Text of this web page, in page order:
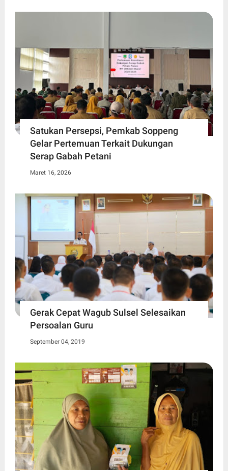
Satukan Persepsi, Pemkab Soppeng
Gelar Pertemuan Terkait Dukungan
Serap Gabah Petani
Maret 16, 2026
Gerak Cepat Wagub Sulsel Selesaikan
Persoalan Guru
September 04, 2019